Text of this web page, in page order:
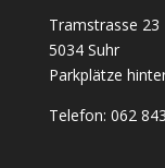
Tramstrasse 23
5034 Suhr
Parkplätze
Telefon: 062